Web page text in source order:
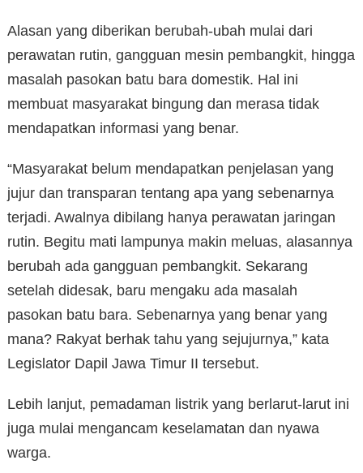
Alasan yang diberikan berubah-ubah mulai dari
perawatan rutin, gangguan mesin pembangkit, hingga
masalah pasokan batu bara domestik. Hal ini
membuat masyarakat bingung dan merasa tidak
mendapatkan informasi yang benar.
“Masyarakat belum mendapatkan penjelasan yang
jujur dan transparan tentang apa yang sebenarnya
terjadi. Awalnya dibilang hanya perawatan jaringan
rutin. Begitu mati lampunya makin meluas, alasannya
berubah ada gangguan pembangkit. Sekarang
setelah didesak, baru mengaku ada masalah
pasokan batu bara. Sebenarnya yang benar yang
mana? Rakyat berhak tahu yang sejujurnya,” kata
Legislator Dapil Jawa Timur II tersebut.
Lebih lanjut, pemadaman listrik yang berlarut-larut ini
juga mulai mengancam keselamatan dan nyawa
warga.